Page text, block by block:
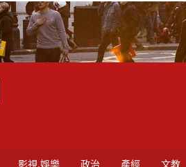
影視.娛樂 政治 產經 文教